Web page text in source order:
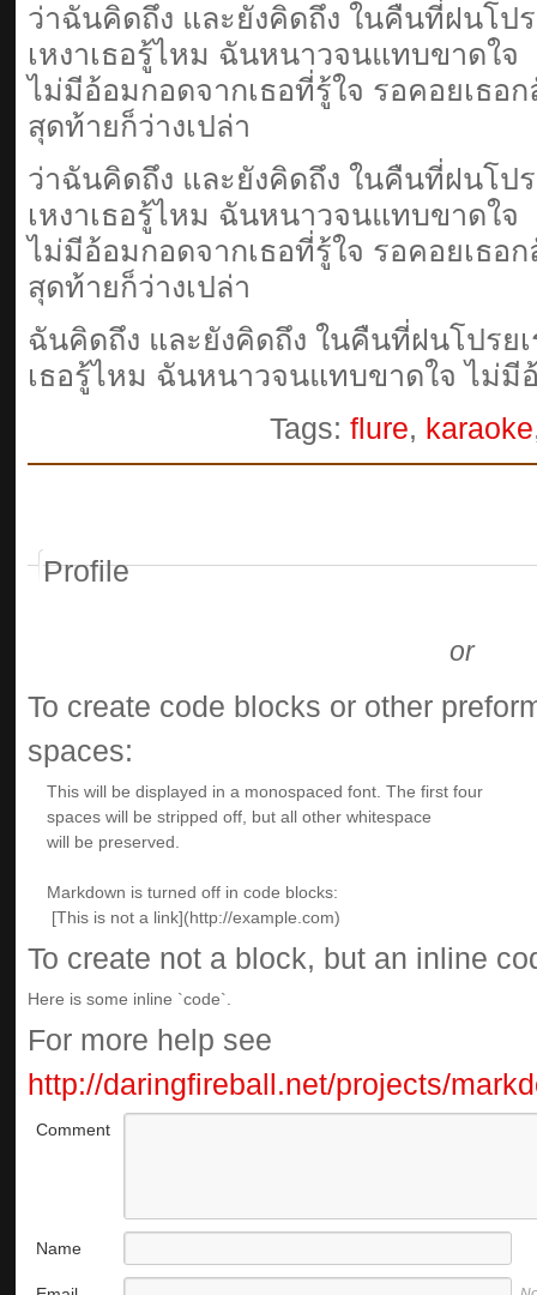
ว่าฉันคิดถึง และยังคิดถึง ในคืนที่ฝนโป
เหงาเธอรู้ไหม ฉันหนาวจนแทบขาดใจ
ไม่มีอ้อมกอดจากเธอที่รู้ใจ รอคอยเธอ
สุดท้ายก็ว่างเปล่า
ว่าฉันคิดถึง และยังคิดถึง ในคืนที่ฝนโป
เหงาเธอรู้ไหม ฉันหนาวจนแทบขาดใจ
ไม่มีอ้อมกอดจากเธอที่รู้ใจ รอคอยเธอ
สุดท้ายก็ว่างเปล่า
ฉันคิดถึง และยังคิดถึง ในคืนที่ฝนโปรย
เธอรู้ไหม ฉันหนาวจนแทบขาดใจ ไม่มี
Tags: flure, karaoke
Profile
or
To create code blocks or other
spaces:
To create not a block, but an inline
Here is some inline `code`.
For more help see
http://daringfireball.net/projects/
Comment
Name